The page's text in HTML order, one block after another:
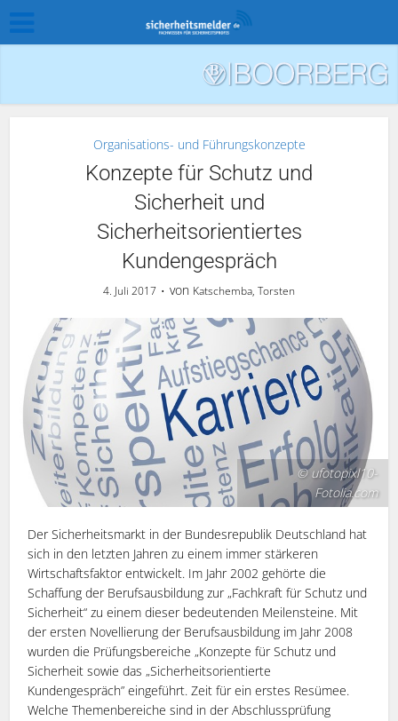
Organisations- und Führungskonzepte
Konzepte für Schutz und
Sicherheit und
Sicherheitsorientiertes
Kundengespräch
4. Juli 2017 von Katschemba, Torsten
© ufotopixl10-
Fotolia.com
Der Sicherheitsmarkt in der Bundesrepublik Deutschland hat
sich in den letzten Jahren zu einem immer stärkeren
Wirtschaftsfaktor entwickelt. Im Jahr 2002 gehörte die
Schaffung der Berufsausbildung zur „Fachkraft für Schutz und
Sicherheit“ zu einem dieser bedeutenden Meilensteine. Mit
der ersten Novellierung der Berufsausbildung im Jahr 2008
wurden die Prüfungsbereiche „Konzepte für Schutz und
Sicherheit sowie das „Sicherheitsorientierte
Kundengespräch” eingeführt. Zeit für ein erstes Resümee.
Welche Themenbereiche sind in der Abschlussprüfung